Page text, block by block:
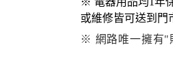
或維修皆可送到門
※ 網路唯一擁有"